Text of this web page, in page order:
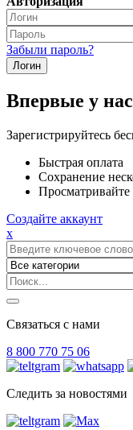
Забыли пароль?
Впервые у
Зарегистрируйтесь
Быстрая оплата
Сохранение
Просматривайте
Создайте аккаунт
x
Связаться с нами
8 800 770 75 06
Следить за новостями